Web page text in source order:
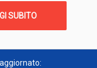
SUBITO